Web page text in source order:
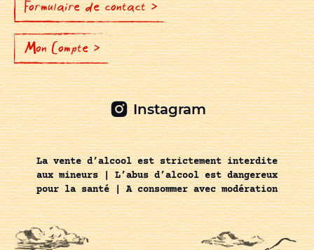
Formulaire de contact >
Mon Compte >
Instagram
La vente d’alcool est strictement interdite
aux mineurs | L’abus d’alcool est dangereux
pour la santé | A consommer avec modération